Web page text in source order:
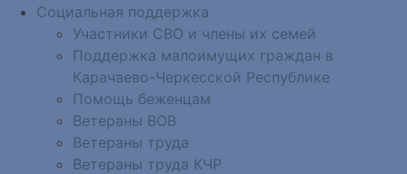
Социальная поддержка
Участники СВО и члены их семей
Поддержка малоимущих граждан в
Карачаево-Черкесской Республике
Помощь беженцам
Ветераны ВОВ
Ветераны труда
Ветераны труда КЧР